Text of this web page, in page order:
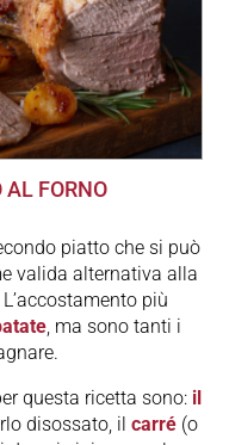
AL FORNO
piatto che si può
valida alternativa alla
più
, ma sono tanti i
questa ricetta sono: il
disossato, ilcarré (o